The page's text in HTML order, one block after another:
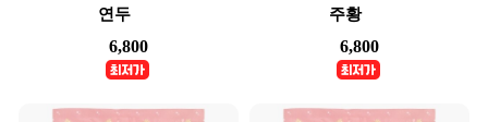
연두
6,800
주황
6,800